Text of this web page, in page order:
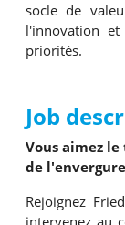
socle de
l'innovation
priorités.
Job
Vous aimez
de
Rejoignez
intervenez au